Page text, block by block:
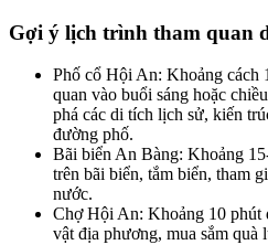
Gợi ý lịch trình tham quan
Phố cổ Hội An: Khoảng cách
quan vào buổi sáng hoặc
phá các di tích lịch sử, kiến
đường phố.
Bãi biển An Bàng: Khoảng
trên bãi biển, tắm biển, tham
nước.
Chợ Hội An: Khoảng 10 phút
vật địa phương, mua sắm quà